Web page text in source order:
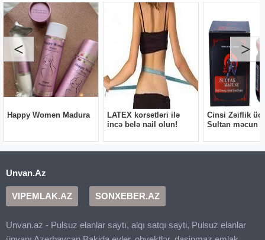
Unvan.Az
VIPEMLAK.AZ SONXEBER.AZ
Unvan.az - Pulsuz elanlar saytı, alqı satqı sayti, Pulsuz elanlar